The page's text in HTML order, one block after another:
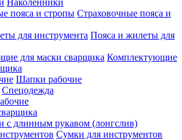
Наколенники
Страховочные пояса и
Пояса и жилеты для
Комплектующие
Шапки рабочие
Спецодежда
с длинным рукавом (лонгслив)
Сумки для инструментов